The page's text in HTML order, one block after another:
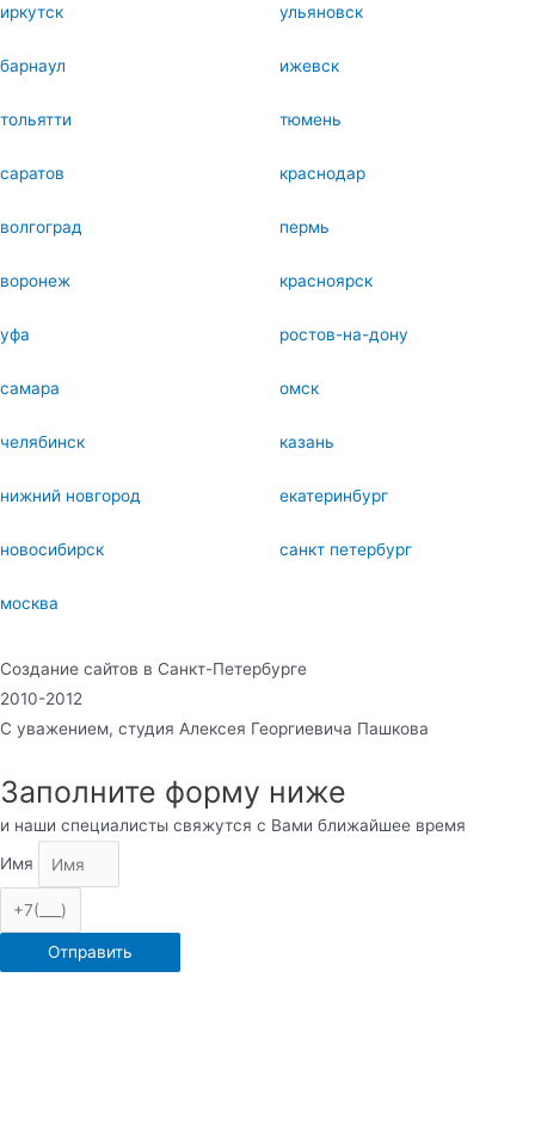
иркутск ульяновск
барнаул ижевск
тольятти тюмень
саратов краснодар
волгоград пермь
воронеж красноярск
уфа ростов-на-дону
самара омск
челябинск казань
нижний новгород екатеринбург
новосибирск санкт петербург
москва
Создание сайтов в Санкт-Петербурге
2010-2012
С уважением, студия Алексея Георгиевича Пашкова
Заполните форму ниже
и наши специалисты свяжутся с Вами ближайшее время
Имя
Отправить